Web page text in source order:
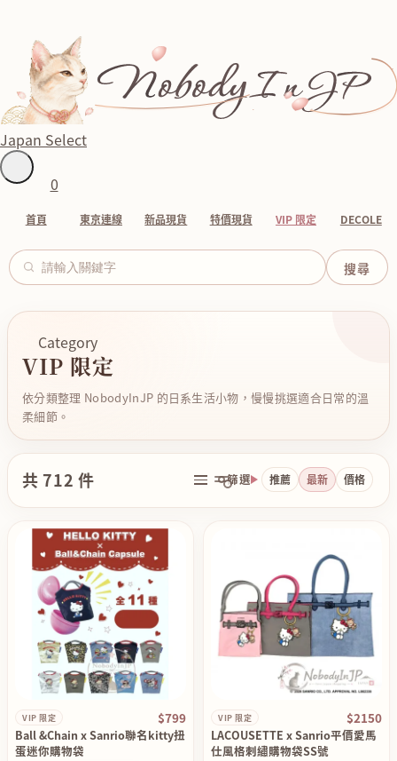
Japan Select
0
首頁 東京連線 新品現貨 特價現貨 VIP 限定 DECOLE
Category
VIP 限定
依分類整理 NobodyInJP 的日系生活小物，慢慢挑選適合日常的溫
柔細節。
共 712 件 篩選 推薦 最新 價格
VIP 限定 $799
Ball &Chain x Sanrio聯名kitty扭
蛋迷你購物袋
VIP 限定 $2150
LACOUSETTE x Sanrio平價愛馬
仕風格刺繡購物袋SS號